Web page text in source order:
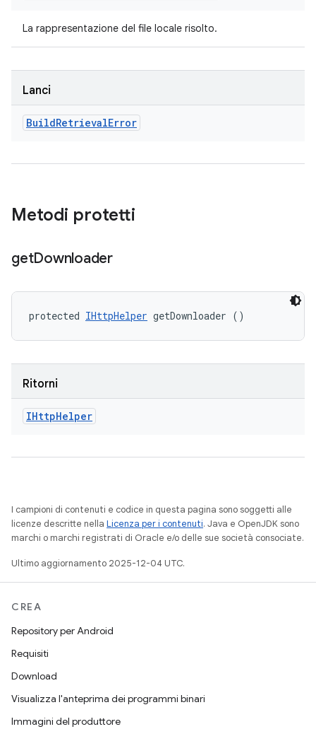
La rappresentazione del file locale risolto.
Lanci
BuildRetrievalError
Metodi protetti
getDownloader
protected IHttpHelper getDownloader ()
Ritorni
IHttpHelper
I campioni di contenuti e codice in questa pagina sono soggetti alle
licenze descritte nella Licenza per i contenuti. Java e OpenJDK sono
marchi o marchi registrati di Oracle e/o delle sue società consociate.
Ultimo aggiornamento 2025-12-04 UTC.
CREA
Repository per Android
Requisiti
Download
Visualizza l'anteprima dei programmi binari
Immagini del produttore